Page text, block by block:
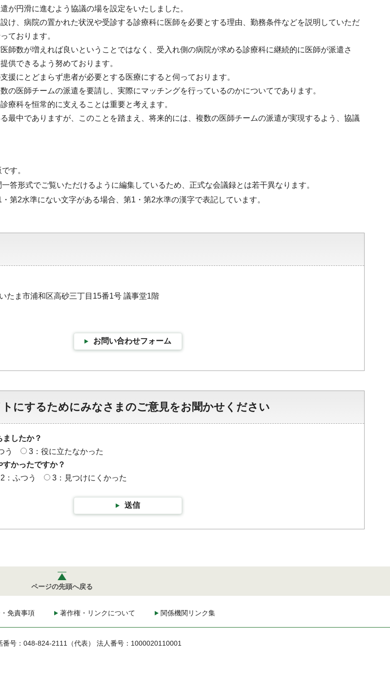
が円滑に進むよう協議の場を設定をいたしました。
け、病院の置かれた状況や受診する診療科に医師を必要とする理由、勤務条件などを説明していただ
ております。
師数が増えれば良いということではなく、受入れ側の病院が求める診療科に継続的に医師が派遣さ
供できるよう努めております。
援にとどまらず患者が必要とする医療にすると伺っております。
の医師チームの派遣を要請し、実際にマッチングを行っているのかについてであります。
療科を恒常的に支えることは重要と考えます。
最中でありますが、このことを踏まえ、将来的には、複数の医師チームの派遣が実現するよう、協議
す。
一答形式でご覧いただけるように編集しているため、正式な会議録とは若干異なります。
第2水準にない文字がある場合、第1・第2水準の漢字で表記しています。
たま市浦和区高砂三丁目15番1号 議事堂1階
お問い合わせフォーム
にするためにみなさまのご意見をお聞かせください
ましたか？
う
3：役に立たなかった
かったですか？
2：ふつう 3：見つけにくかった
送信
ページの先頭へ戻る
免責事項 著作権・リンクについて 関係機関リンク集
番号：048-824-2111（代表） 法人番号：1000020110001